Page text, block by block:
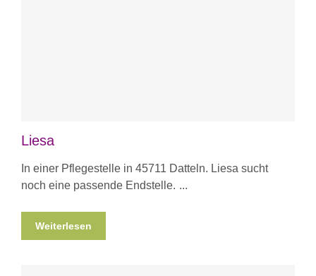
Liesa
In einer Pflegestelle in 45711 Datteln. Liesa sucht
noch eine passende Endstelle.
Weiterlesen